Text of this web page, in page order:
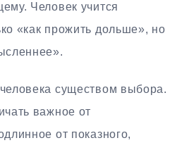
Человек учится
«как прожить дольше», но
существом выбора.
важное от
от показного,